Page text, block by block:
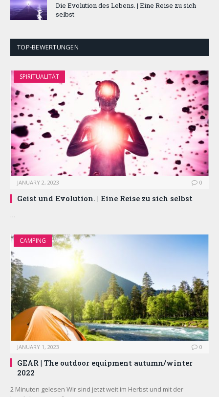
Die Evolution des Lebens. | Eine Reise zu sich
selbst
TOP-BEWERTUNGEN
SPIRITUALITÄT
JANUARY 2, 2023 0
Geist und Evolution. | Eine Reise zu sich selbst
…
CAMPING
JANUARY 1, 2023 0
GEAR | The outdoor equipment autumn/winter
2022
2 Minuten gelesen Wir sind jetzt weit im Herbst und mit der